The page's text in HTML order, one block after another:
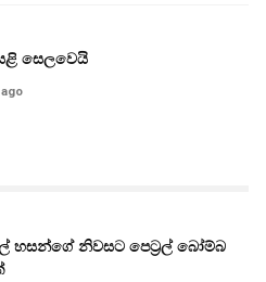
සෙලවෙයි
හසන්ගේ නිවසට පෙට්‍රල් බෝම්බ